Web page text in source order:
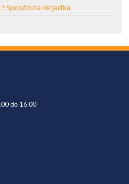
Sposób na niejadka
do 16.00